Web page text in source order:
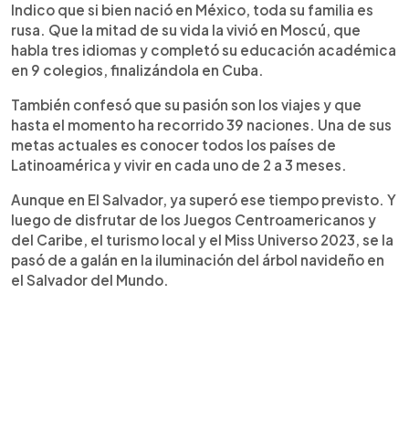
Indico que si bien nació en México, toda su familia es
rusa. Que la mitad de su vida la vivió en Moscú, que
habla tres idiomas y completó su educación académica
en 9 colegios, finalizándola en Cuba.
También confesó que su pasión son los viajes y que
hasta el momento ha recorrido 39 naciones. Una de sus
metas actuales es conocer todos los países de
Latinoamérica y vivir en cada uno de 2 a 3 meses.
Aunque en El Salvador, ya superó ese tiempo previsto. Y
luego de disfrutar de los Juegos Centroamericanos y
del Caribe, el turismo local y el Miss Universo 2023, se la
pasó de a galán en la iluminación del árbol navideño en
el Salvador del Mundo.